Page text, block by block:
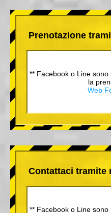
Prenotazione
** Facebook o Line
la
Web
Contattaci tramite
** Facebook o Line